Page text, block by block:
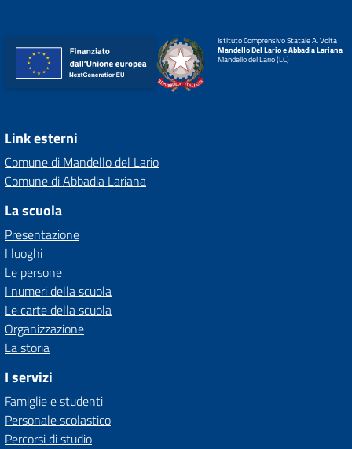
Istituto Comprensivo Statale A. Volta
Mandello Del Lario e Abbadia Lariana
Mandello del Lario (LC)
Link esterni
Comune di Mandello del Lario
Comune di Abbadia Lariana
La scuola
Presentazione
I luoghi
Le persone
I numeri della scuola
Le carte della scuola
Organizzazione
La storia
I servizi
Famiglie e studenti
Personale scolastico
Percorsi di studio